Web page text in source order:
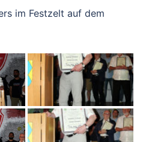
im Festzelt auf dem